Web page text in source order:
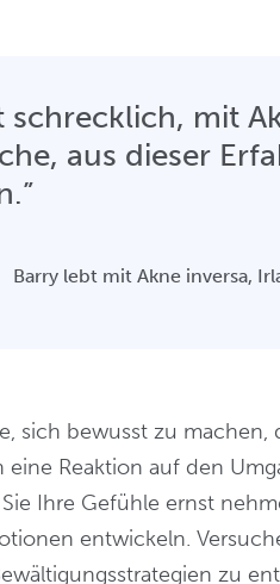
schrecklich, mit
aus dieser
Barry lebt mit Akne inversa,
sich bewusst zu
eine Reaktion auf den
Ihre Gefühle ernst
entwickeln.
zu